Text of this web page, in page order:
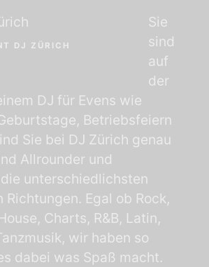
DJ ZÜRICH
Sie
sind
auf
der
DJ für Evens wie
Betriebsfeiern
Sie bei DJ Zürich genau
Allrounder und
unterschiedlichsten
Richtungen. Egal ob Rock,
Charts, R&B, Latin,
wir haben so
dabei was Spaß macht.